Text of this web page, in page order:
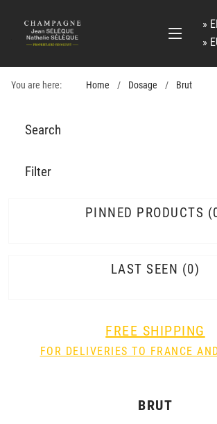
You are here: Home Dosage Brut
Search
Filter
PINNED PRODUCTS
LAST SEEN 0
FREE SHIPPING
FOR DELIVERIES TO FRANCE
BRUT